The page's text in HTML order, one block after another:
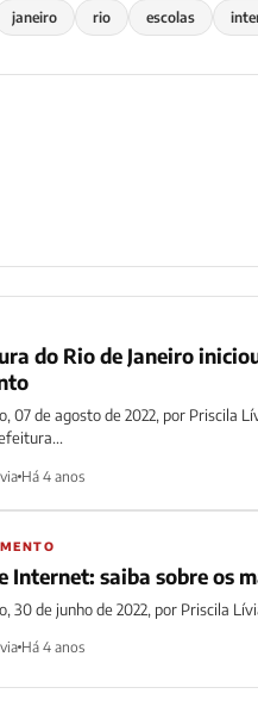
janeiro rio escolas
do Rio de Janeiro
07 de agosto de 2022, por Priscila
Há 4 anos
Internet: saiba sobre os
30 de junho de 2022, por Priscila
Há 4 anos